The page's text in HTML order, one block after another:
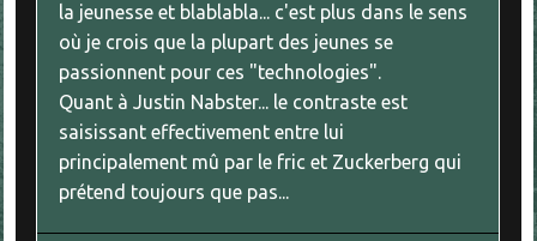
la jeunesse et blablabla... c'est plus dans le sens
où je crois que la plupart des jeunes se
passionnent pour ces "technologies".
Quant à Justin Nabster... le contraste est
saisissant effectivement entre lui
principalement mû par le fric et Zuckerberg qui
prétend toujours que pas...